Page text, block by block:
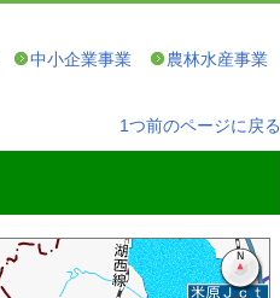
中小企業事業 農林水産事業
1つ前のページに戻る